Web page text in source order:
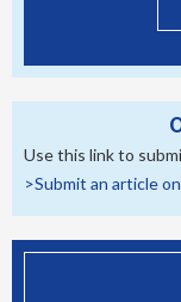
Use this link to
>Submit an article